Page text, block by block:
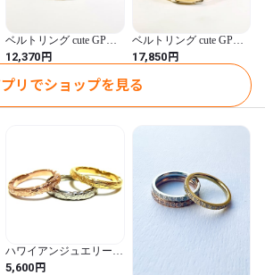
ベルトリング cute GP
3mm
12,370円
ベルトリング cute GP
5mm
17,850円
リでショップを見る
ハワイアンジュエリーリ
ング ホヌ
5,600円